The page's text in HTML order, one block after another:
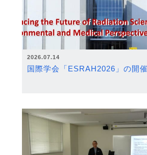
2026.07.14
国際学会「ESRAH2026」の開